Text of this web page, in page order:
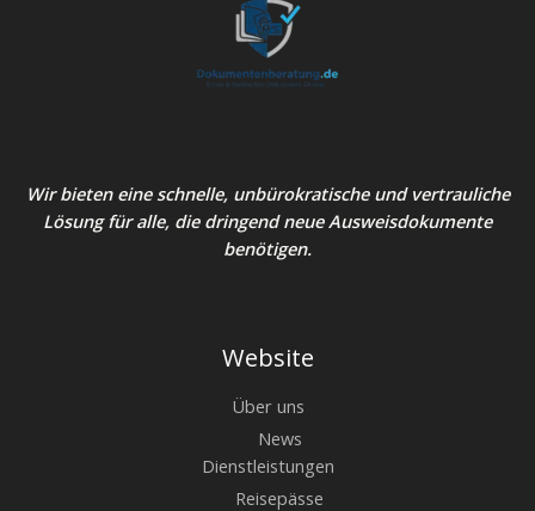
Wir bieten eine schnelle, unbürokratische und vertrauliche
Lösung für alle, die dringend neue Ausweisdokumente
benötigen.
Website
Über uns
News
Dienstleistungen
Reisepässe